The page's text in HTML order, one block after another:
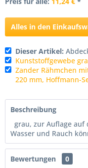
Alles in den
Dieser Artikel:
Kunststoffgewebe
Zander Rähmchen
220 mm, Hoffmann-
Beschreibung
grau, zur Auflage auf
Wasser und Rauch
Bewertungen
0